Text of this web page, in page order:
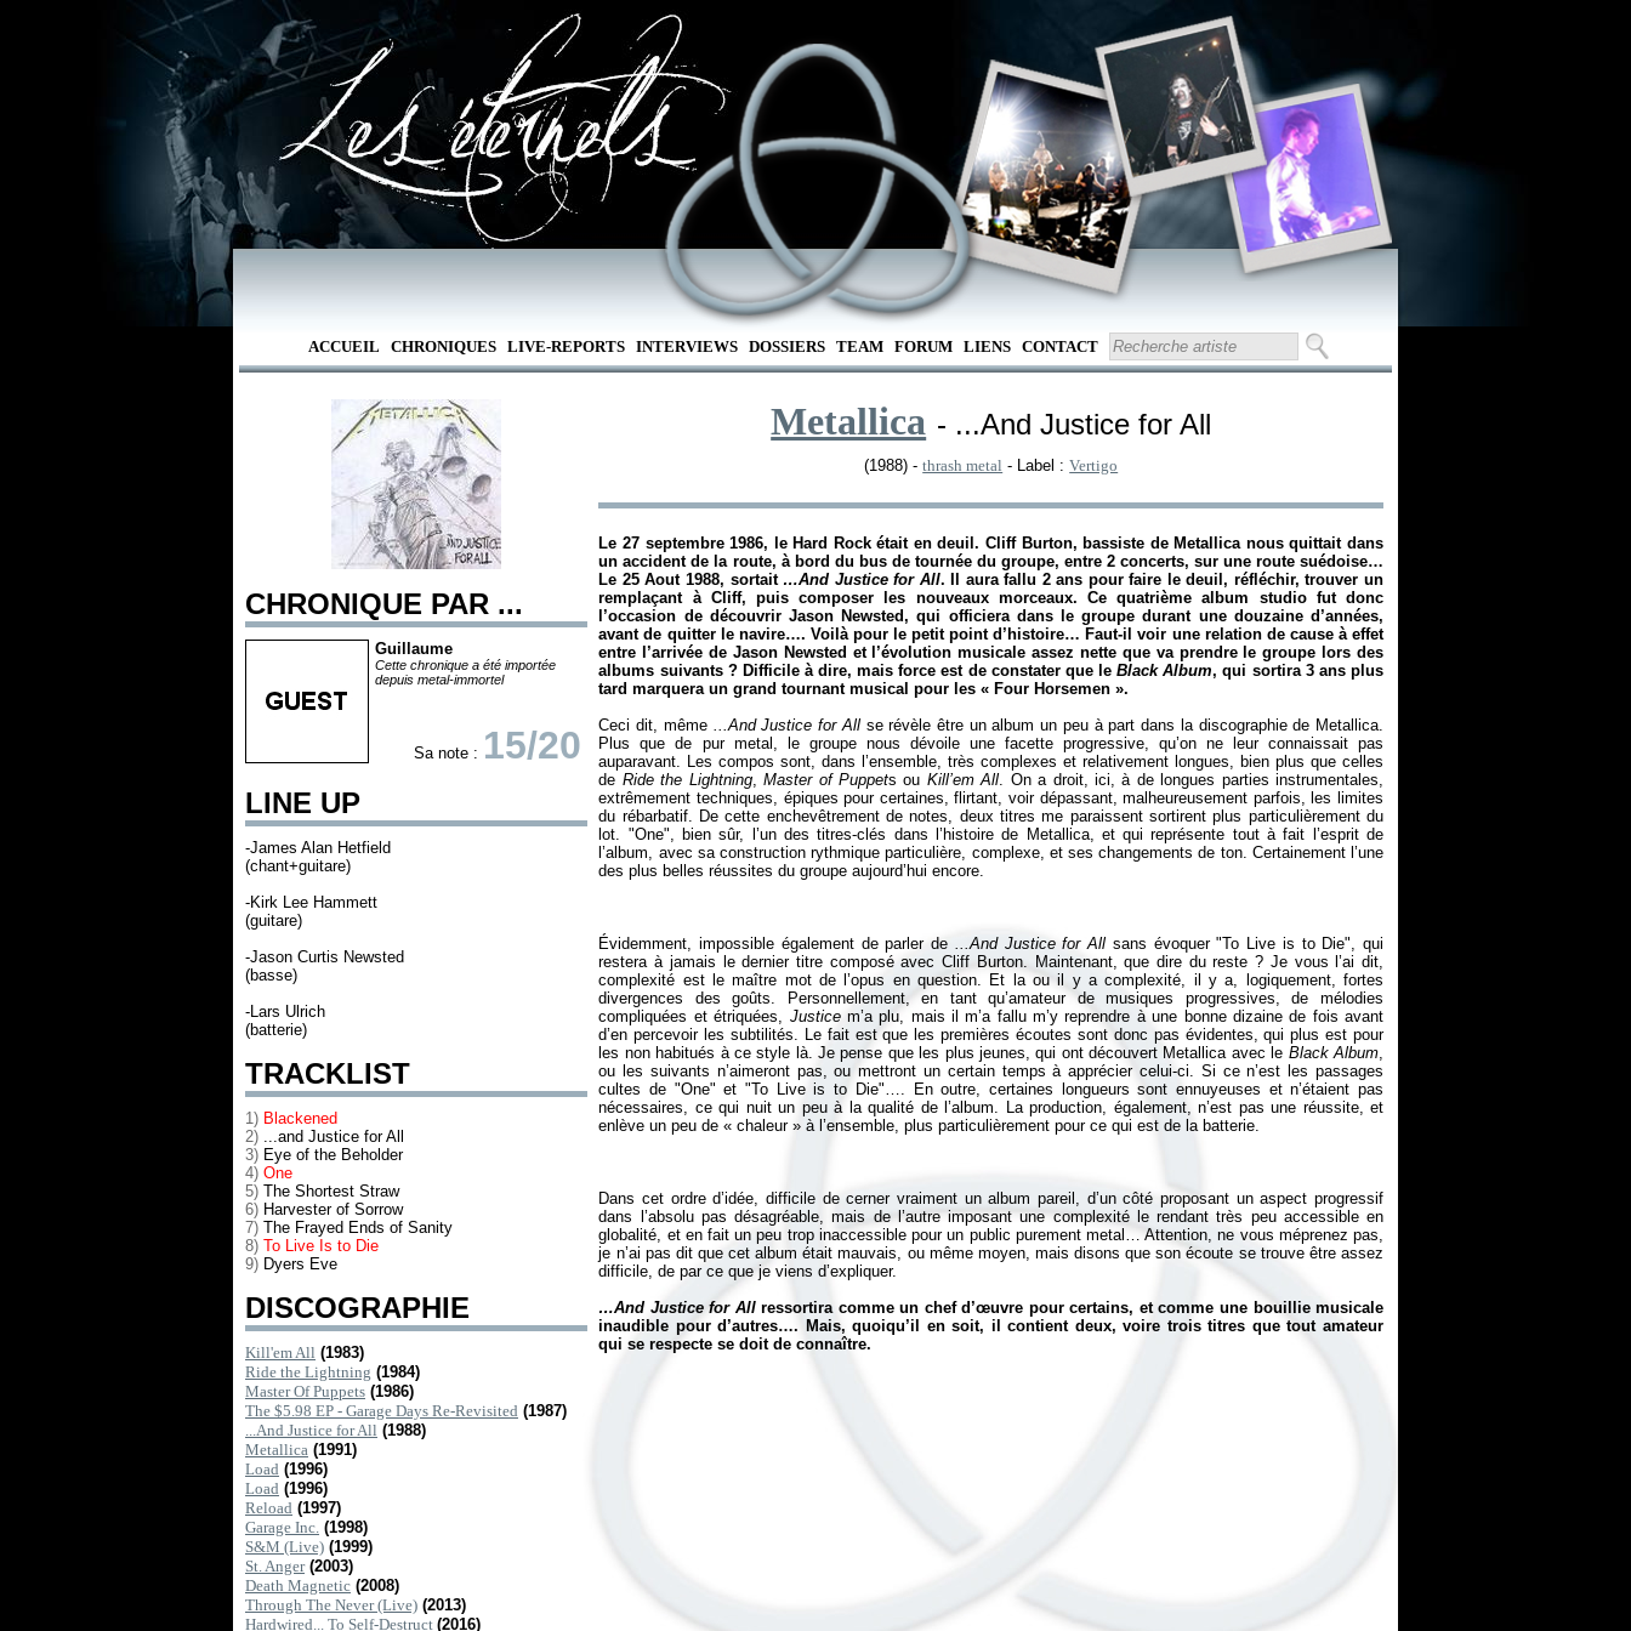
ACCUEIL CHRONIQUES LIVE-REPORTS INTERVIEWS DOSSIERS TEAM FORUM LIENS CONTACT
CHRONIQUE PAR ...
Guillaume
Cette chronique a été importée
depuis metal-immortel
Sa note : 15/20
LINE UP
-James Alan Hetfield
(chant+guitare)
-Kirk Lee Hammett
(guitare)
-Jason Curtis Newsted
(basse)
-Lars Ulrich
(batterie)
TRACKLIST
1) Blackened
2) ...and Justice for All
3) Eye of the Beholder
4) One
5) The Shortest Straw
6) Harvester of Sorrow
7) The Frayed Ends of Sanity
8) To Live Is to Die
9) Dyers Eve
DISCOGRAPHIE
Kill'em All (1983)
Ride the Lightning (1984)
Master Of Puppets (1986)
The $5.98 EP - Garage Days Re-Revisited (1987)
...And Justice for All (1988)
Metallica (1991)
Load (1996)
Load (1996)
Reload (1997)
Garage Inc. (1998)
S&M (Live) (1999)
St. Anger (2003)
Death Magnetic (2008)
Through The Never (Live) (2013)
Hardwired... To Self-Destruct (2016)
Metallica - ...And Justice for All
(1988) -thrash metal - Label :Vertigo
Le 27 septembre 1986, le Hard Rock était en deuil. Cliff Burton, bassiste de Metallica nous quittait dans
un accident de la route, à bord du bus de tournée du groupe, entre 2 concerts, sur une route suédoise…
Le 25 Aout 1988, sortait …And Justice for All. Il aura fallu 2 ans pour faire le deuil, réfléchir, trouver un
remplaçant à Cliff, puis composer les nouveaux morceaux. Ce quatrième album studio fut donc
l’occasion de découvrir Jason Newsted, qui officiera dans le groupe durant une douzaine d’années,
avant de quitter le navire…. Voilà pour le petit point d’histoire… Faut-il voir une relation de cause à effet
entre l’arrivée de Jason Newsted et l’évolution musicale assez nette que va prendre le groupe lors des
albums suivants ? Difficile à dire, mais force est de constater que leBlack Album, qui sortira 3 ans plus
tard marquera un grand tournant musical pour les « Four Horsemen ».
Ceci dit, même ...And Justice for Allse révèle être un album un peu à part dans la discographie de Metallica.
Plus que de pur metal, le groupe nous dévoile une facette progressive, qu’on ne leur connaissait pas
auparavant. Les compos sont, dans l’ensemble, très complexes et relativement longues, bien plus que celles
de Ride the Lightning,Master of Puppets ou Kill’em All. On a droit, ici, à de longues parties instrumentales,
extrêmement techniques, épiques pour certaines, flirtant, voir dépassant, malheureusement parfois, les limites
du rébarbatif. De cette enchevêtrement de notes, deux titres me paraissent sortirent plus particulièrement du
lot. "One", bien sûr, l’un des titres-clés dans l’histoire de Metallica, et qui représente tout à fait l’esprit de
l’album, avec sa construction rythmique particulière, complexe, et ses changements de ton. Certainement l’une
des plus belles réussites du groupe aujourd’hui encore.
Évidemment, impossible également de parler de ...And Justice for All sans évoquer "To Live is to Die", qui
restera à jamais le dernier titre composé avec Cliff Burton. Maintenant, que dire du reste ? Je vous l’ai dit,
complexité est le maître mot de l’opus en question. Et la ou il y a complexité, il y a, logiquement, fortes
divergences des goûts. Personnellement, en tant qu’amateur de musiques progressives, de mélodies
compliquées et étriquées, Justicem’a plu, mais il m’a fallu m’y reprendre à une bonne dizaine de fois avant
d’en percevoir les subtilités. Le fait est que les premières écoutes sont donc pas évidentes, qui plus est pour
les non habitués à ce style là. Je pense que les plus jeunes, qui ont découvert Metallica avec le Black Album,
ou les suivants n’aimeront pas, ou mettront un certain temps à apprécier celui-ci. Si ce n’est les passages
cultes de "One" et "To Live is to Die"…. En outre, certaines longueurs sont ennuyeuses et n’étaient pas
nécessaires, ce qui nuit un peu à la qualité de l’album. La production, également, n’est pas une réussite, et
enlève un peu de « chaleur » à l’ensemble, plus particulièrement pour ce qui est de la batterie.
Dans cet ordre d’idée, difficile de cerner vraiment un album pareil, d’un côté proposant un aspect progressif
dans l’absolu pas désagréable, mais de l’autre imposant une complexité le rendant très peu accessible en
globalité, et en fait un peu trop inaccessible pour un public purement metal… Attention, ne vous méprenez pas,
je n’ai pas dit que cet album était mauvais, ou même moyen, mais disons que son écoute se trouve être assez
difficile, de par ce que je viens d’expliquer.
…And Justice for All ressortira comme un chef d’œuvre pour certains, et comme une bouillie musicale
inaudible pour d’autres…. Mais, quoiqu’il en soit, il contient deux, voire trois titres que tout amateur
qui se respecte se doit de connaître.